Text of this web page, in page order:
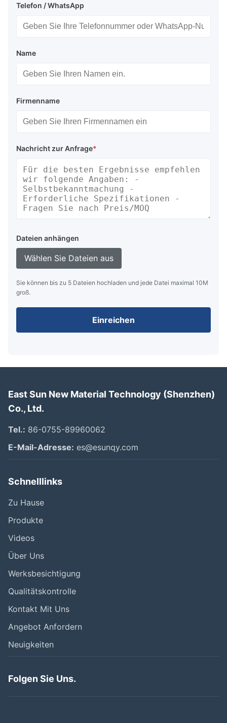
Telefon / WhatsApp
Name
Firmenname
Nachricht zur Anfrage*
Dateien anhängen
Wählen Sie Dateien aus
Sie können bis zu 5 Dateien hochladen und jede Datei maximal 10M
groß.
Einreichen
East Sun New Material Technology (Shenzhen)
Co., Ltd.
Tel.: 86-0755-89960062
E-Mail-Adresse: es@esunqy.com
Schnelllinks
Zu Hause
Produkte
Videos
Über Uns
Werksbesichtigung
Qualitätskontrolle
Kontakt Mit Uns
Angebot Anfordern
Neuigkeiten
Folgen Sie Uns.